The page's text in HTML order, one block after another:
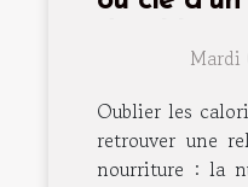
Oublier les
retrouver une
nourriture : la